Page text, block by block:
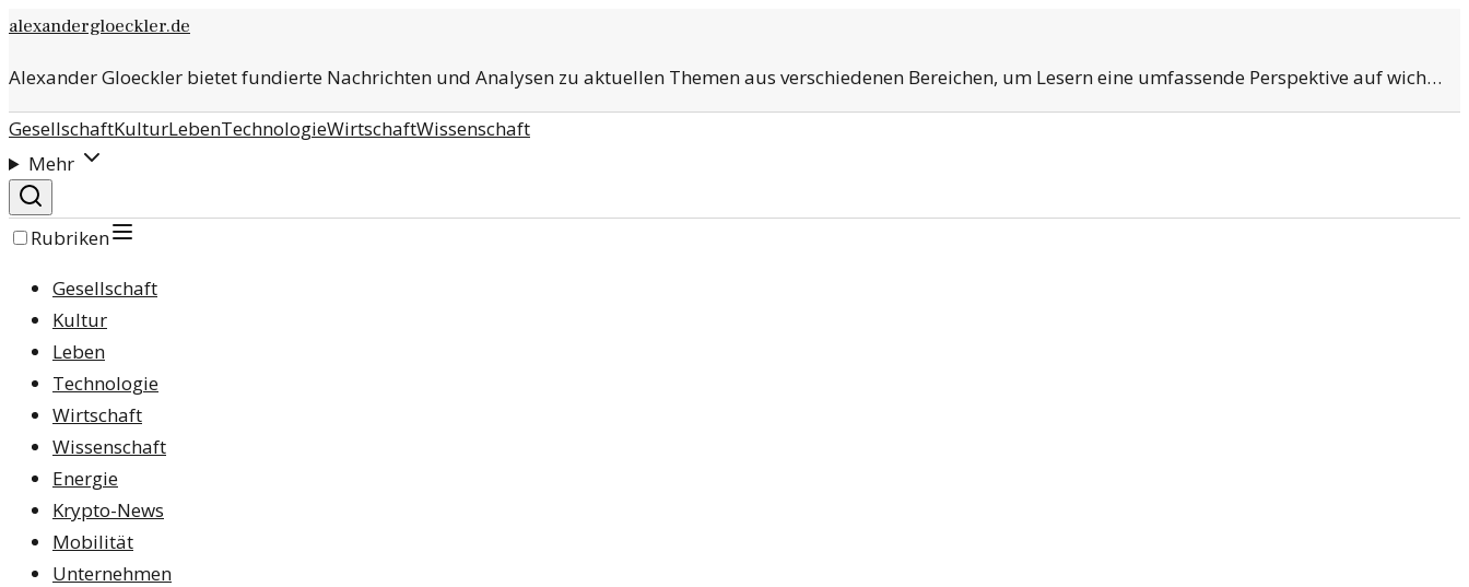
alexandergloeckler.de
Alexander Gloeckler bietet fundierte Nachrichten und Analysen zu aktuellen Themen aus verschiedenen Bereichen, um Lesern eine umfassende Perspektive auf wich…
GesellschaftKulturLebenTechnologieWirtschaftWissenschaft
Mehr
Rubriken
Gesellschaft
Kultur
Leben
Technologie
Wirtschaft
Wissenschaft
Energie
Krypto-News
Mobilität
Unternehmen